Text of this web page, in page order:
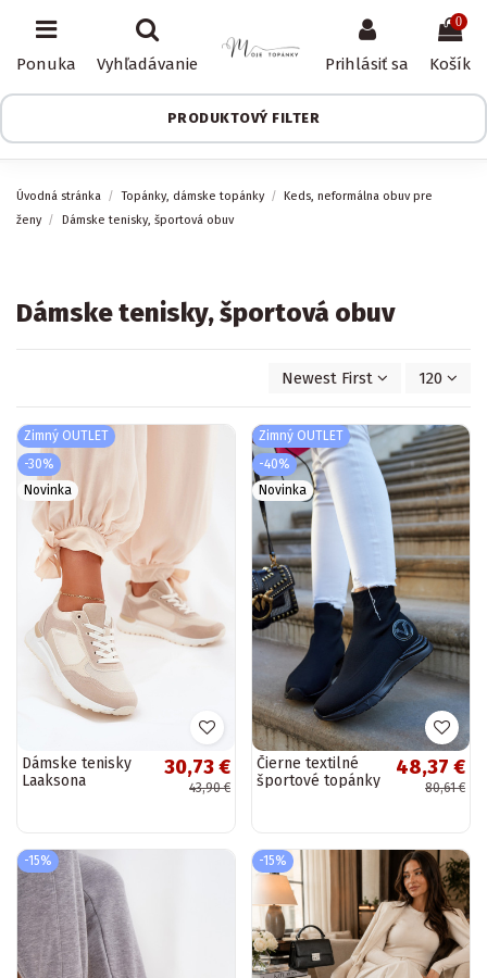
Ponuka Vyhľadávanie Prihlásiť sa
0
Košík
PRODUKTOVÝ FILTER
Úvodná stránka Topánky, dámske topánky
Keds, neformálna obuv pre
ženy
Dámske tenisky, športová obuv
Dámske tenisky, športová obuv
Newest First 120
Zimný OUTLET
-30%
Novinka
Dámske tenisky
Laaksona
30,73 €
43,90 €
Zimný OUTLET
-40%
Novinka
Čierne textilné
športové topánky
48,37 €
80,61 €
-15% -15%